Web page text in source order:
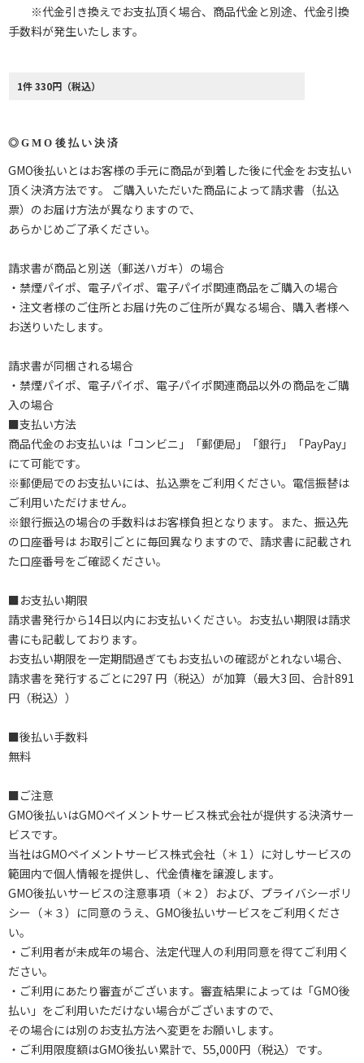
※代金引き換えでお支払頂く場合、商品代金と別途、代金引換
手数料が発生いたします。
1件 330円（税込）
◎GMO後払い決済
GMO後払いとはお客様の手元に商品が到着した後に代金をお支払い
頂く決済方法です。 ご購入いただいた商品によって請求書（払込
票）のお届け方法が異なりますので、
あらかじめご了承ください。
請求書が商品と別送（郵送ハガキ）の場合
・禁煙パイポ、電子パイポ、電子パイポ関連商品をご購入の場合
・注文者様のご住所とお届け先のご住所が異なる場合、購入者様へ
お送りいたします。
請求書が同梱される場合
・禁煙パイポ、電子パイポ、電子パイポ関連商品以外の商品をご購
入の場合
■支払い方法
商品代金のお支払いは「コンビニ」「郵便局」「銀行」「PayPay」
にて可能です。
※郵便局でのお支払いには、払込票をご利用ください。電信振替は
ご利用いただけません。
※銀行振込の場合の手数料はお客様負担となります。また、振込先
の口座番号は お取引ごとに毎回異なりますので、請求書に記載され
た口座番号をご確認ください。
■お支払い期限
請求書発行から14日以内にお支払いください。お支払い期限は請求
書にも記載しております。
お支払い期限を一定期間過ぎてもお支払いの確認がとれない場合、
請求書を発行するごとに297 円（税込）が加算（最大3 回、合計891
円（税込））
■後払い手数料
無料
■ご注意
GMO後払いはGMOペイメントサービス株式会社が提供する決済サー
ビスです。
当社はGMOペイメントサービス株式会社（＊１）に対しサービスの
範囲内で個人情報を提供し、代金債権を譲渡します。
GMO後払いサービスの注意事項（＊２）および、プライバシーポリ
シー（＊３）に同意のうえ、GMO後払いサービスをご利用くださ
い。
・ご利用者が未成年の場合、法定代理人の利用同意を得てご利用く
ださい。
・ご利用にあたり審査がございます。審査結果によっては「GMO後
払い」をご利用いただけない場合がございますので、
その場合には別のお支払方法へ変更をお願いします。
・ご利用限度額はGMO後払い累計で、55,000円（税込）です。